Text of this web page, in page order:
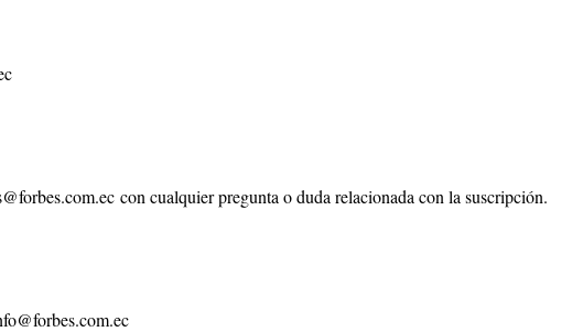
con cualquier pregunta o duda relacionada con la suscripción.